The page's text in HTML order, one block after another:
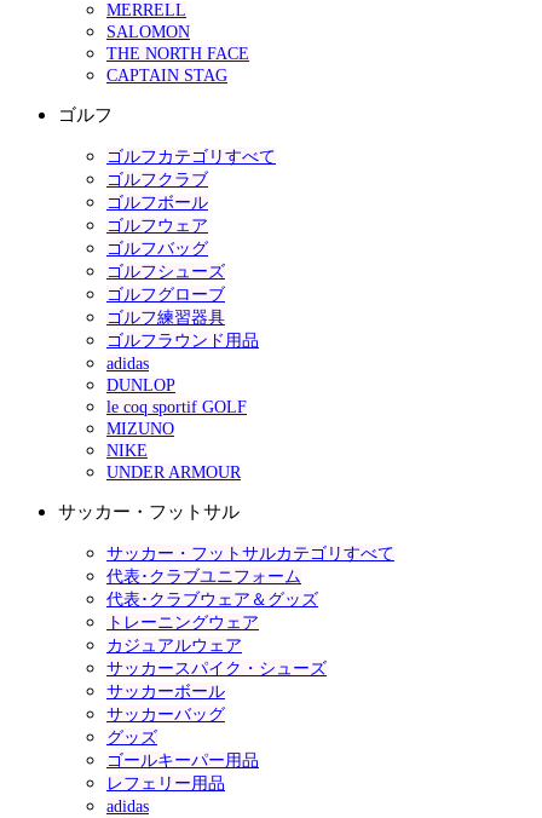
MERRELL
SALOMON
THE NORTH FACE
CAPTAIN STAG
ゴルフ
ゴルフカテゴリすべて
ゴルフクラブ
ゴルフボール
ゴルフウェア
ゴルフバッグ
ゴルフシューズ
ゴルフグローブ
ゴルフ練習器具
ゴルフラウンド用品
adidas
DUNLOP
le coq sportif GOLF
MIZUNO
NIKE
UNDER ARMOUR
サッカー・フットサル
サッカー・フットサルカテゴリすべて
代表･クラブユニフォーム
代表･クラブウェア＆グッズ
トレーニングウェア
カジュアルウェア
サッカースパイク・シューズ
サッカーボール
サッカーバッグ
グッズ
ゴールキーパー用品
レフェリー用品
adidas